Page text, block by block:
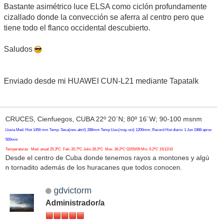
Bastante asimétrico luce ELSA como ciclón profundamente
cizallado donde la convección se aferra al centro pero que
tiene todo el flanco occidental descubierto.
Saludos
Enviado desde mi HUAWEI CUN-L21 mediante Tapatalk
CRUCES, Cienfuegos, CUBA 22º 20`N; 80º 16`W; 90-100 msnm
Lluvia Med. Hist 1456 mm Temp. Seca(nov-abril) 288mm Temp Lluv.(may-oct) 1200mm, Record Hist diario: 1 Jun 1988 aprox
500mm
Temperaturas Med. anual 25.3ºC Feb. 20.7ºC Julio 28.2ºC Max. 36.2ºC 02/05/09 Min. 6.2ºC 15/12/10
Desde el centro de Cuba donde tenemos rayos a montones y algú
n tornadito además de los huracanes que todos conocen.
gdvictorm
Administrador/a